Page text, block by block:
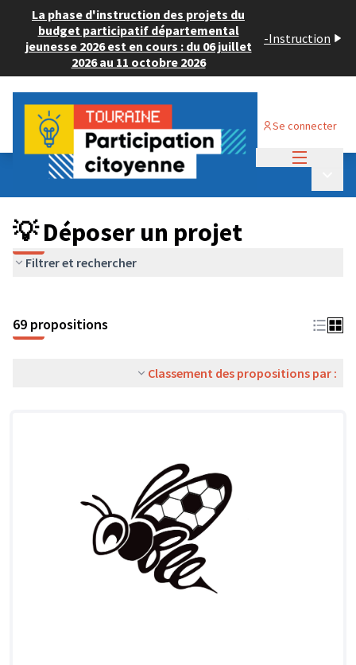
La phase d'instruction des projets du
budget participatif départemental
jeunesse 2026 est en cours : du 06 juillet
2026 au 11 octobre 2026
-Instruction
Se connecter
Budget Participatif ADULTE 2024
💡 Déposer un projet
💡 Déposer un projet
Filtrer et rechercher
69 propositions
Classement des propositions par :